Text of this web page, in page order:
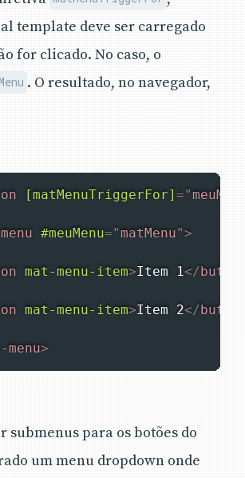
template deve ser carregado
for clicado. No caso, o
. O resultado, no navegador,
[matMenuTriggerFor] ="
#meuMenu="matMenu">
mat-menu-item>Item 1</
mat-menu-item>Item 2</
menu>
submenus para os botões do
um menu dropdown onde